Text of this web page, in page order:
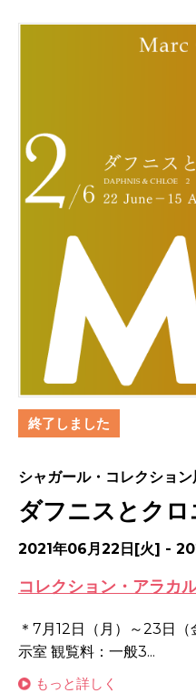
終了しました
シャガール・コレクション
ダフニスとクロ
2021年06月22日[火] -
コレクション・アラカ
＊7月12日（月）～23日
示室 観覧料：一般3...
もっと詳しく